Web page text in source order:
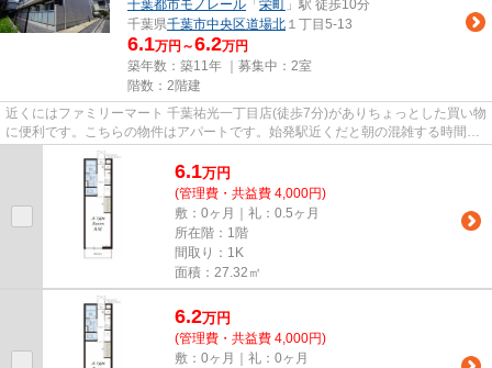
千葉都市モノレール 「 栄町
」駅 徒歩10分
千葉県千葉市中央区道場北 １丁目5-13
6.1万円～6.2万円
築年数：築11年 ｜募集中： 2室
階数：2階建
近くにはファミリーマート 千葉祐光一丁目店(徒歩7分)がありちょっとした買い物
に便利です。こちらの物件はアパートです。始発駅近くだと朝の混雑する時間で
も電車に座りやすいです。...
6.1万円
(管理費・共益費 4,000円)
敷：0ヶ月｜礼：0.5ヶ月
所在階：1階
間取り：1K
面積：27.32㎡
6.2万円
(管理費・共益費 4,000円)
敷：0ヶ月｜礼：0ヶ月